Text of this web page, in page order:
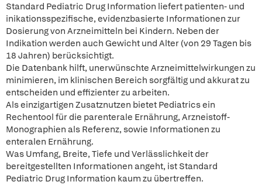
Standard Pediatric Drug Information liefert patienten- und
inikationsspezifische, evidenzbasierte Informationen zur
Dosierung von Arzneimitteln bei Kindern. Neben der
Indikation werden auch Gewicht und Alter (von 29 Tagen bis
18 Jahren) berücksichtigt.
Die Datenbank hilft, unerwünschte Arzneimittelwirkungen zu
minimieren, im klinischen Bereich sorgfältig und akkurat zu
entscheiden und effizienter zu arbeiten.
Als einzigartigen Zusatznutzen bietet Pediatrics ein
Rechentool für die parenterale Ernährung, Arzneistoff-
Monographien als Referenz, sowie Informationen zu
enteralen Ernährung.
Was Umfang, Breite, Tiefe und Verlässlichkeit der
bereitgestellten Informationen angeht, ist Standard
Pediatric Drug Information kaum zu übertreffen.